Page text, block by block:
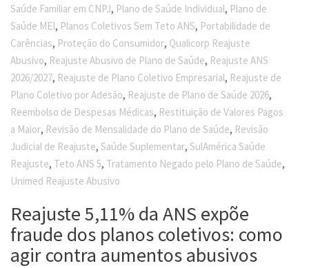
Saúde Familiar em CNPJ, Plano de Saúde Individual, Plano de
Saúde MEI, Planos Coletivos Sem Teto ANS, Portabilidade de
Carências, Proteção do Consumidor, Qualicorp Reajuste
Abusivo, Reajuste Abusivo de Plano de Saúde, Reajuste ANS
2026/2027, Reajuste de Plano Coletivo Empresarial, Reajuste de
Plano Coletivo por Adesão, Reajuste de Plano de Saúde 2026,
Reembolso de Despesas Médicas, Restituição de Valores Pagos
a Maior, Revisão de Mensalidade do Plano de Saúde, Revisão
Judicial de Reajuste, Saúde Suplementar, SulAmérica Saúde
Reajuste, Teto ANS 5, Tratamento Negado pelo Plano de Saúde,
Unimed Reajuste Abusivo
Reajuste 5,11% da ANS expõe
fraude dos planos coletivos: como
agir contra aumentos abusivos